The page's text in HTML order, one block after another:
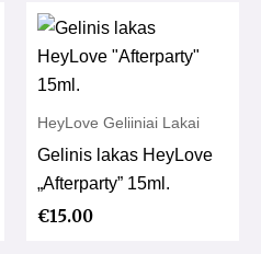
HeyLove Geliiniai Lakai
Gelinis lakas HeyLove
„Afterparty” 15ml.
€15.00